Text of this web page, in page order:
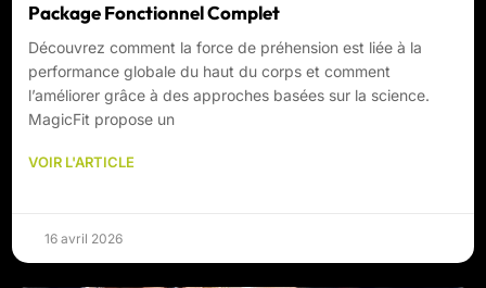
Package Fonctionnel Complet
Découvrez comment la force de préhension est liée à la
performance globale du haut du corps et comment
l’améliorer grâce à des approches basées sur la science.
MagicFit propose un
VOIR L'ARTICLE
16 avril 2026